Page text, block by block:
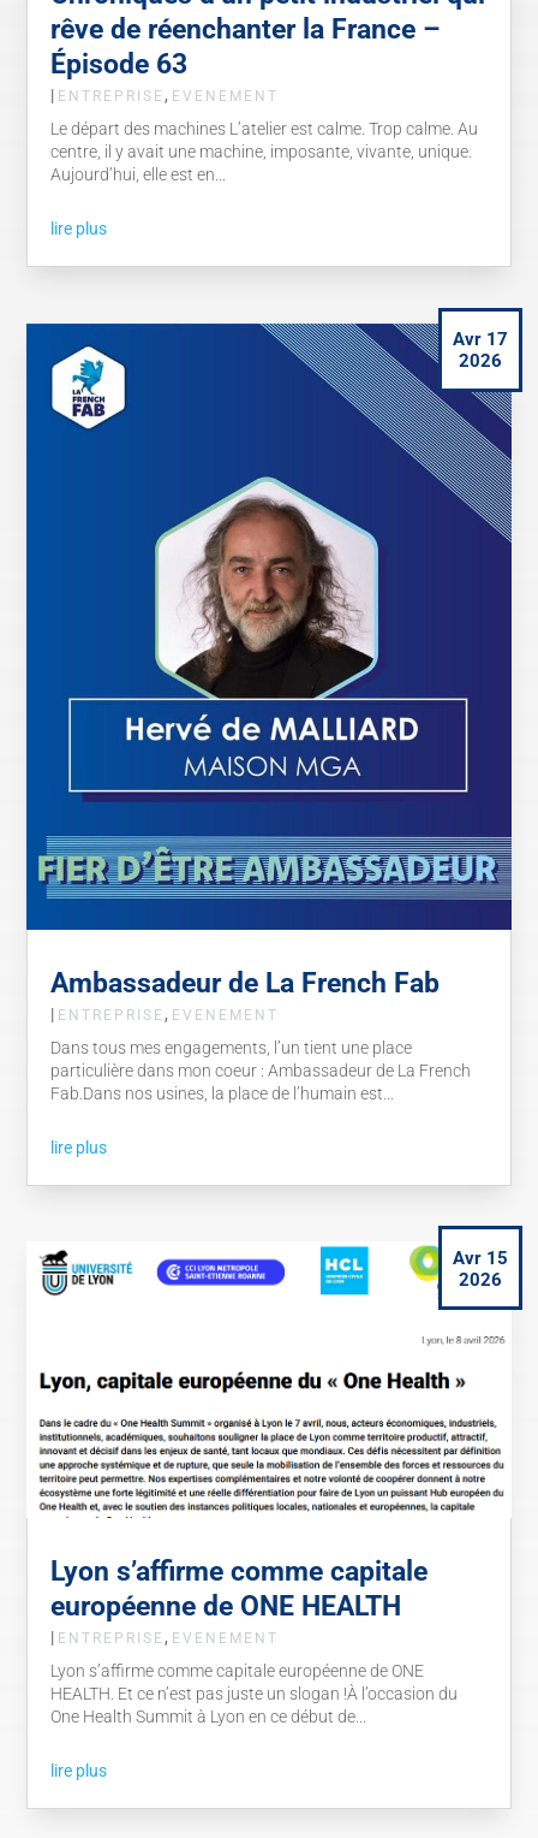
rêve de réenchanter la France –
Épisode 63
| ENTREPRISE, EVENEMENT
Le départ des machines L’atelier est calme. Trop calme. Au
centre, il y avait une machine, imposante, vivante, unique.
Aujourd’hui, elle est en...
lire plus
Ambassadeur de La French Fab
Avr 17
2026
| ENTREPRISE , EVENEMENT
Dans tous mes engagements, l’un tient une place
particulière dans mon coeur : Ambassadeur de La French
Fab.Dans nos usines, la place de l’humain est...
lire plus
Lyon s’affirme comme capitale
européenne de ONE HEALTH
Avr 15
2026
| ENTREPRISE, EVENEMENT
Lyon s’affirme comme capitale européenne de ONE
HEALTH. Et ce n’est pas juste un slogan !À l’occasion du
One Health Summit à Lyon en ce début de...
lire plus